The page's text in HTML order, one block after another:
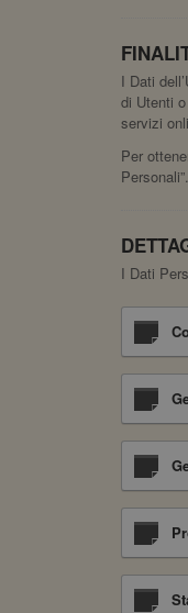
I Dati
di Utenti
servizi
Per
Personali”.
I Dati